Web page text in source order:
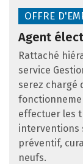
OFFRE
Agent
Rattaché
service
serez chargé
effectuer les
interventions
préventif,
neufs.